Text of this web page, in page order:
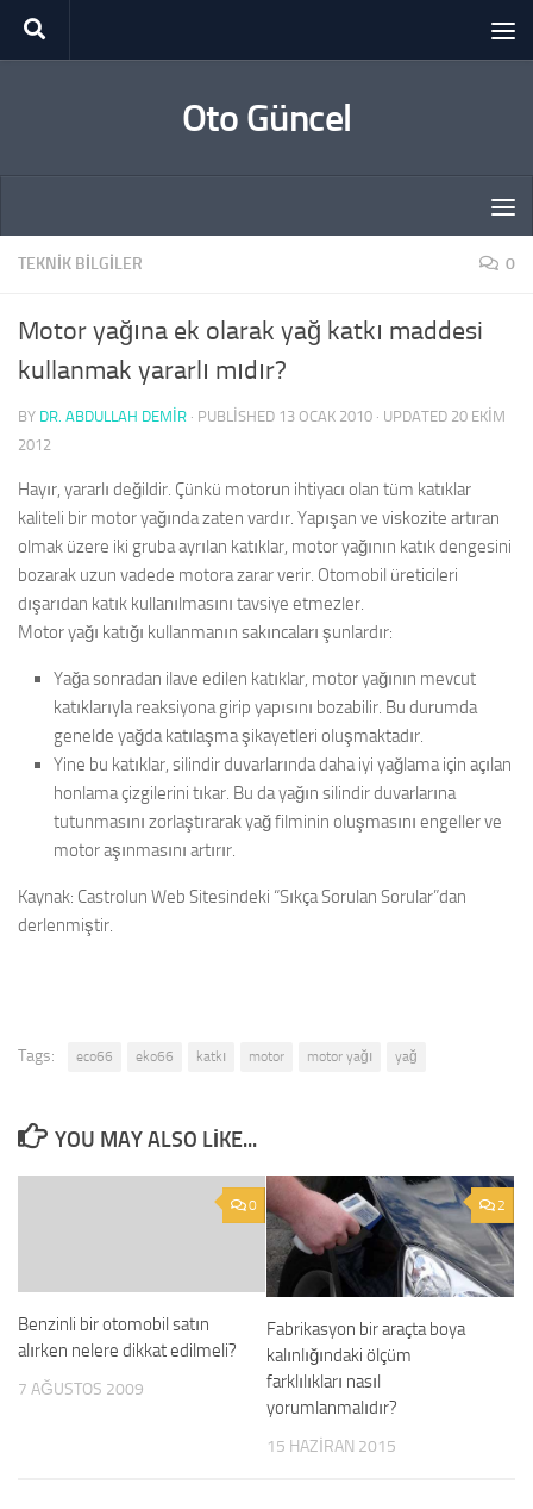
Skip to content
Oto Güncel
TEKNIK BILGILER 0
Motor yağına ek olarak yağ katkı maddesi
kullanmak yararlı mıdır?
BY DR. ABDULLAH DEMİR · PUBLISHED 13 OCAK 2010 · UPDATED 20 EKIM
2012
Hayır, yararlı değildir. Çünkü motorun ihtiyacı olan tüm katıklar
kaliteli bir motor yağında zaten vardır. Yapışan ve viskozite artıran
olmak üzere iki gruba ayrılan katıklar, motor yağının katık dengesini
bozarak uzun vadede motora zarar verir. Otomobil üreticileri
dışarıdan katık kullanılmasını tavsiye etmezler.
Motor yağı katığı kullanmanın sakıncaları şunlardır:
Yağa sonradan ilave edilen katıklar, motor yağının mevcut
katıklarıyla reaksiyona girip yapısını bozabilir. Bu durumda
genelde yağda katılaşma şikayetleri oluşmaktadır.
Yine bu katıklar, silindir duvarlarında daha iyi yağlama için açılan
honlama çizgilerini tıkar. Bu da yağın silindir duvarlarına
tutunmasını zorlaştırarak yağ filminin oluşmasını engeller ve
motor aşınmasını artırır.
Kaynak: Castrolun Web Sitesindeki “Sıkça Sorulan Sorular”dan
derlenmiştir.
Tags: eco66 eko66 katkı motor motor yağı yağ
YOU MAY ALSO LIKE...
0
Benzinli bir otomobil satın
alırken nelere dikkat edilmeli?
7 AĞUSTOS 2009
2
Fabrikasyon bir araçta boya
kalınlığındaki ölçüm
farklılıkları nasıl
yorumlanmalıdır?
15 HAZIRAN 2015